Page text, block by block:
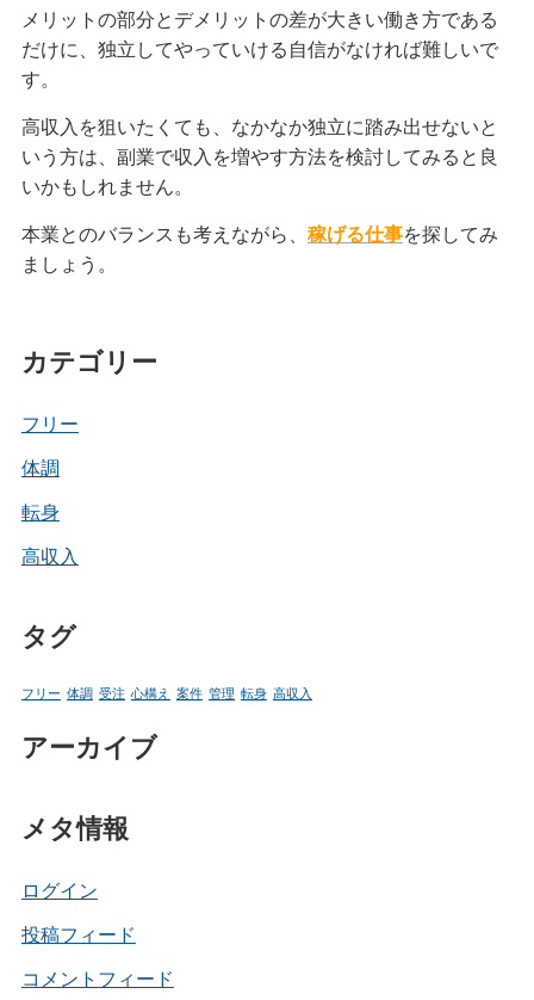
カテゴリー
フリー
体調
転身
高収入
タグ
フリー 体調 受注 心構え 案件 管理 転身 高収入
アーカイブ
メタ情報
ログイン
投稿フィード
コメントフィード
メリットの部分とデメリットの差が大きい働き方である
だけに、独立してやっていける自信がなければ難しいで
す。
高収入を狙いたくても、なかなか独立に踏み出せないと
いう方は、副業で収入を増やす方法を検討してみると良
いかもしれません。
本業とのバランスも考えながら、 稼げる仕事を探してみ
ましょう。